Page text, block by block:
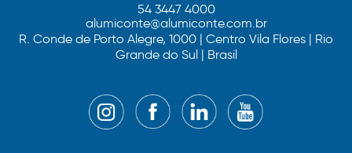
54 3447 4000
alumiconte@alumiconte.com.br
R. Conde de Porto Alegre, 1000 | Centro Vila Flores | Rio
Grande do Sul | Brasil